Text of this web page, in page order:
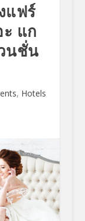
แฟร์
แก
นชั่น
, Hotels